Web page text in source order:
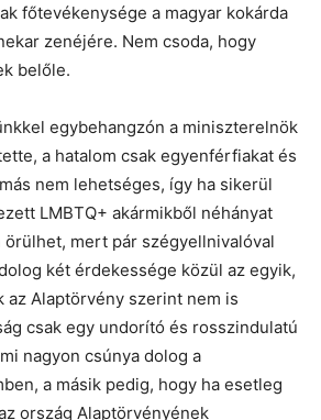
főtevékenysége a magyar kokárda
zenéjére. Nem csoda, hogy
belőle.
egybehangzón a miniszterelnök
a hatalom csak egyenférfiakat és
nem lehetséges, így ha sikerül
LMBTQ+ akármikből néhányat
örülhet, mert pár szégyellnivalóval
két érdekessége közül az egyik,
az Alaptörvény szerint nem is
csak egy undorító és rosszindulatú
nagyon csúnya dolog a
a másik pedig, hogy ha esetleg
ország Alaptörvényének